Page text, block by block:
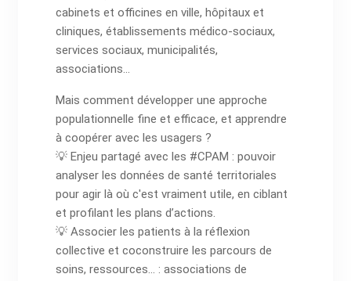
cabinets et officines en ville, hôpitaux et
cliniques, établissements médico-sociaux,
services sociaux, municipalités,
associations...
Mais comment développer une approche
populationnelle fine et efficace, et apprendre
à coopérer avec les usagers ?
💡 Enjeu partagé avec les #CPAM : pouvoir
analyser les données de santé territoriales
pour agir là où c'est vraiment utile, en ciblant
et profilant les plans d’actions.
💡 Associer les patients à la réflexion
collective et coconstruire les parcours de
soins, ressources... : associations de